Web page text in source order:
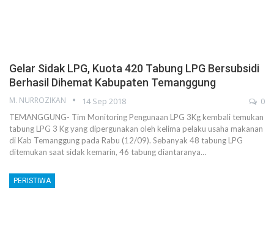
Gelar Sidak LPG, Kuota 420 Tabung LPG Bersubsidi
Berhasil Dihemat Kabupaten Temanggung
M. NURROZIKAN 14 Sep 2018 0
TEMANGGUNG- Tim Monitoring Pengunaan LPG 3Kg kembali temukan
tabung LPG 3 Kg yang dipergunakan oleh kelima pelaku usaha makanan
di Kab Temanggung pada Rabu (12/09). Sebanyak 48 tabung LPG
ditemukan saat sidak kemarin, 46 tabung diantaranya…
PERISTIWA